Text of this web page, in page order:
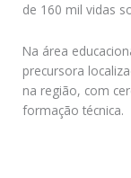
de 160 mil vidas
Na área
precursora
na região, com
formação técnica.